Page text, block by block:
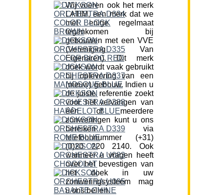
Wij voeren ook het merk
LATIM, een merk dat we
met enige regelmaat
tegenkomen bij
gebouwen met een VVE
(Vereniging Van
Eigenaren). Dit merk
doek wordt vaak gebruikt
bij oplevering van een
(nieuw) gebouw. Indien u
de juiste referentie zoekt
voor het vervangen van
één of meerdere
zonweringen kunt u ons
bereiken via
telefoonnummer (+31)
(0)20 220 2140. Ook
wanneer u vragen heeft
over het bevestigen van
het doek in uw
zonweringsysteem mag
u ons bellen.